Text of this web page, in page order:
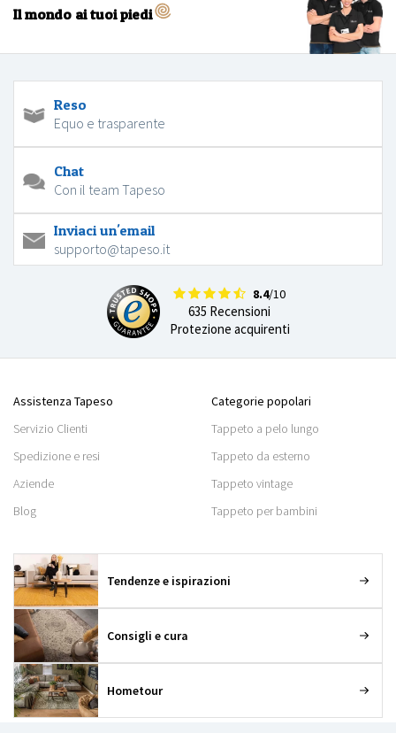
Il mondo ai tuoi piedi
Reso
Equo e trasparente
Chat
Con il team Tapeso
Inviaci un'email
supporto@tapeso.it
8.4/10
635 Recensioni
Protezione acquirenti
Assistenza Tapeso
Servizio Clienti
Spedizione e resi
Aziende
Blog
Categorie popolari
Tappeto a pelo lungo
Tappeto da esterno
Tappeto vintage
Tappeto per bambini
Tendenze e ispirazioni
Consigli e cura
Hometour